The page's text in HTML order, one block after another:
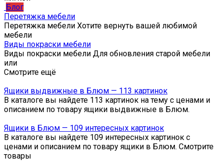
Блог
Перетяжка мебели
Перетяжка мебели Хотите вернуть вашей любимой
мебели
Виды покраски мебели
Виды покраски мебели Для обновления старой мебели
или
Смотрите ещё
Ящики выдвижные в Блюм — 113 картинок
В каталоге вы найдете 113 картинок на тему с ценами и
описанием по товару ящики выдвижные в Блюм.
Ящики в Блюм — 109 интересных картинок
В каталоге вы найдете 109 интересных картинок с
ценами и описанием по товару ящики в Блюм. Смотрите
товары